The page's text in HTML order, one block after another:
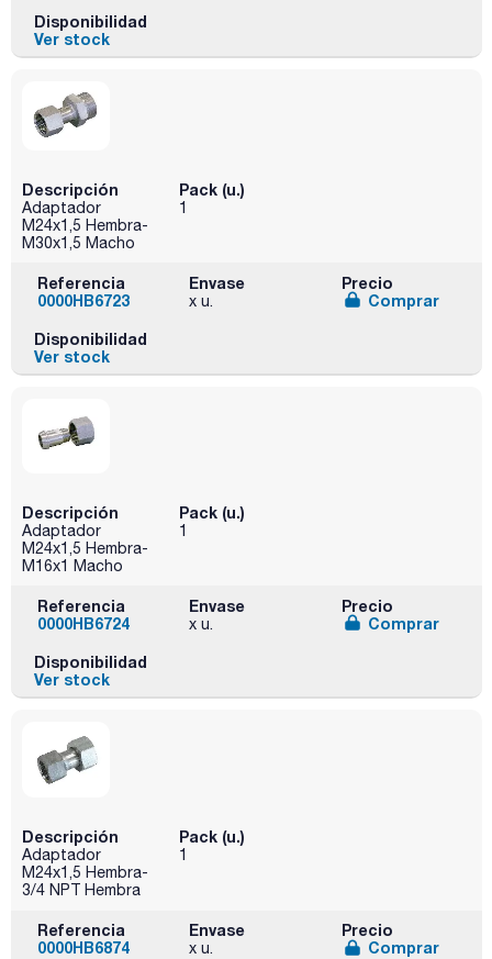
Disponibilidad
Ver stock
Descripción
Adaptador
M24x1,5 Hembra-
M30x1,5 Macho
Pack (u.)
1
Referencia
0000HB6723
Envase
x u.
Precio
Comprar
Disponibilidad
Ver stock
Descripción
Adaptador
M24x1,5 Hembra-
M16x1 Macho
Pack (u.)
1
Referencia
0000HB6724
Envase
x u.
Precio
Comprar
Disponibilidad
Ver stock
Descripción
Adaptador
M24x1,5 Hembra-
3/4 NPT Hembra
Pack (u.)
1
Referencia
0000HB6874
Envase
x u.
Precio
Comprar